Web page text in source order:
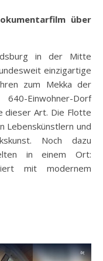
über
in der Mitte
einzigartige
zum Mekka der
Einwohner-Dorf
dieser Art. Die Flotte
Lebenskünstlern und
Noch dazu
in einem Ort:
mit modernem